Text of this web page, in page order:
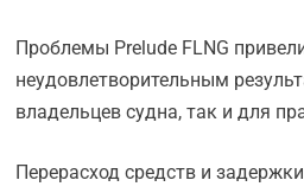
Проблемы Prelude FLNG
неудовлетворительным
владельцев судна, так и для
Перерасход средств и